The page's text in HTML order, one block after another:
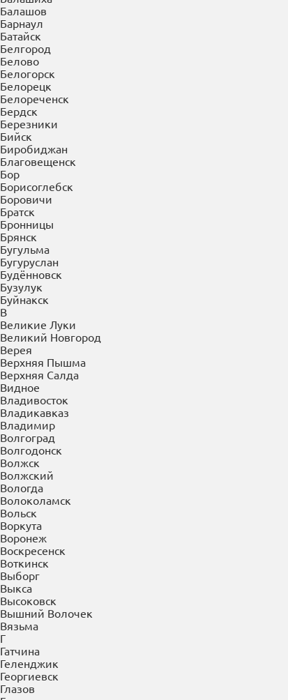
Архангельск
Асбест
Астрахань
Ачинск
Б
Балаково
Балахна
Балашиха
Балашов
Барнаул
Батайск
Белгород
Белово
Белогорск
Белорецк
Белореченск
Бердск
Березники
Бийск
Биробиджан
Благовещенск
Бор
Борисоглебск
Боровичи
Братск
Бронницы
Брянск
Бугульма
Бугуруслан
Будённовск
Бузулук
Буйнакск
В
Великие Луки
Великий Новгород
Верея
Верхняя Пышма
Верхняя Салда
Видное
Владивосток
Владикавказ
Владимир
Волгоград
Волгодонск
Волжск
Волжский
Вологда
Волоколамск
Вольск
Воркута
Воронеж
Воскресенск
Воткинск
Выборг
Выкса
Высоковск